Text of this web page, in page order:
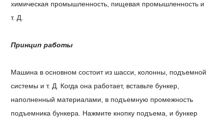
химическая промышленность, пищевая промышленность и
т. Д.
Принцип работы
Машина в основном состоит из шасси, колонны, подъемной
системы и т. Д. Когда она работает, вставьте бункер,
наполненный материалами, в подъемную промежность
подъемника бункера. Нажмите кнопку подъема, и бункер